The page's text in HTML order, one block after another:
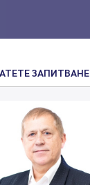
ЗАПИТВАНЕ